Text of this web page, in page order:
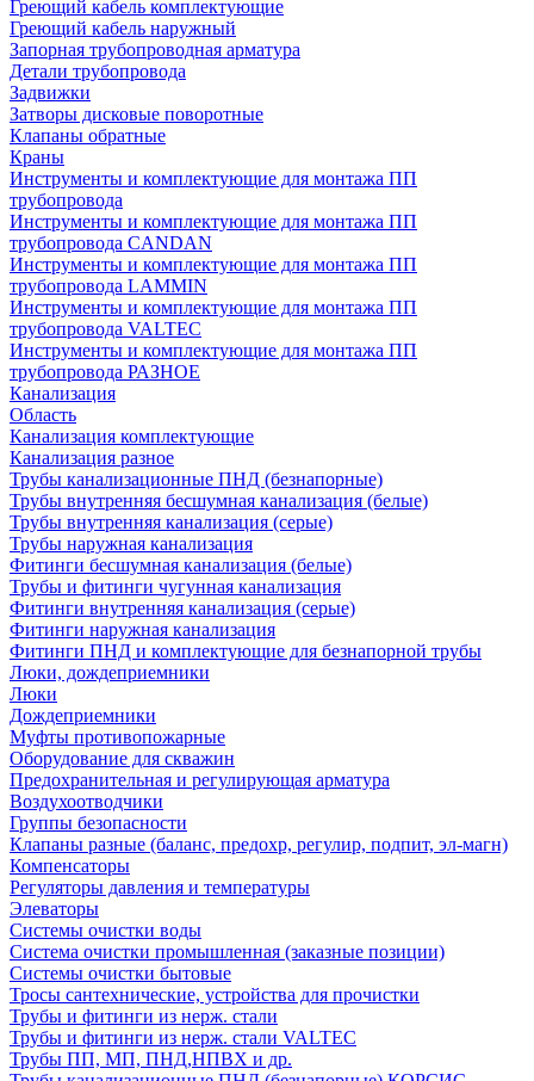
Греющий кабель комплектующие
Греющий кабель наружный
Запорная трубопроводная арматура
Детали трубопровода
Задвижки
Затворы дисковые поворотные
Клапаны обратные
Краны
Инструменты и комплектующие для монтажа ПП
трубопровода
Инструменты и комплектующие для монтажа ПП
трубопровода CANDAN
Инструменты и комплектующие для монтажа ПП
трубопровода LAMMIN
Инструменты и комплектующие для монтажа ПП
трубопровода VALTEC
Инструменты и комплектующие для монтажа ПП
трубопровода РАЗНОЕ
Канализация
Область
Канализация комплектующие
Канализация разное
Трубы канализационные ПНД (безнапорные)
Трубы внутренняя бесшумная канализация (белые)
Трубы внутренняя канализация (серые)
Трубы наружная канализация
Фитинги бесшумная канализация (белые)
Трубы и фитинги чугунная канализация
Фитинги внутренняя канализация (серые)
Фитинги наружная канализация
Фитинги ПНД и комплектующие для безнапорной трубы
Люки, дождеприемники
Люки
Дождеприемники
Муфты противопожарные
Оборудование для скважин
Предохранительная и регулирующая арматура
Воздухоотводчики
Группы безопасности
Клапаны разные (баланс, предохр, регулир, подпит, эл-магн)
Компенсаторы
Регуляторы давления и температуры
Элеваторы
Системы очистки воды
Система очистки промышленная (заказные позиции)
Системы очистки бытовые
Тросы сантехнические, устройства для прочистки
Трубы и фитинги из нерж. стали
Трубы и фитинги из нерж. стали VALTEC
Трубы ПП, МП, ПНД,НПВХ и др.